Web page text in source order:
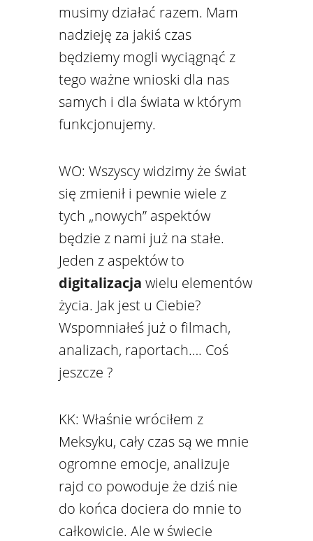
musimy działać razem. Mam
nadzieję za jakiś czas
będziemy mogli wyciągnąć z
tego ważne wnioski dla nas
samych i dla świata w którym
funkcjonujemy.
WO: Wszyscy widzimy że świat
się zmienił i pewnie wiele z
tych „nowych” aspektów
będzie z nami już na stałe.
Jeden z aspektów to
digitalizacja wielu elementów
życia. Jak jest u Ciebie?
Wspomniałeś już o filmach,
analizach, raportach…. Coś
jeszcze ?
KK: Właśnie wróciłem z
Meksyku, cały czas są we mnie
ogromne emocje, analizuje
rajd co powoduje że dziś nie
do końca dociera do mnie to
całkowicie. Ale w świecie